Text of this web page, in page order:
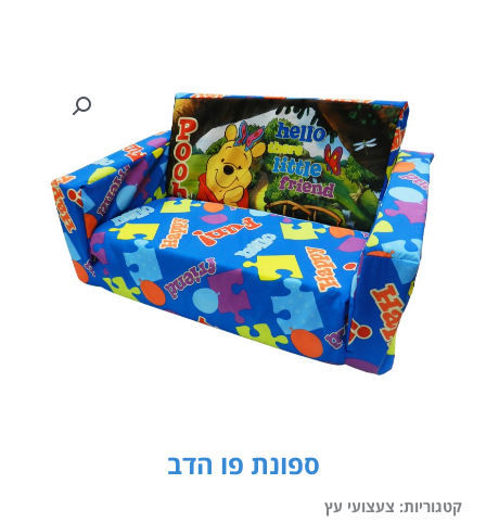
ספונת פו הדב
קטגוריות: צעצועי עץ